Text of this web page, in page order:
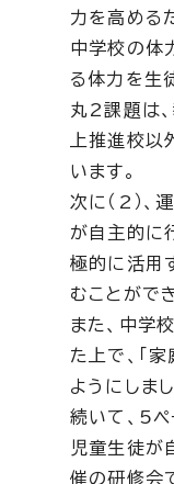
力を高める
中学校の体
る体力を生
丸2課題は
上推進校以
います。
次に（2）
が自主的に
極的に活用
むことがで
また、中学
た上で、「
ようにしまし
続いて、5
児童生徒が
催の研修会